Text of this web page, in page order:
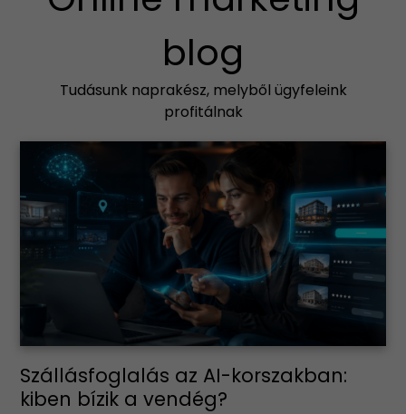
blog
Tudásunk naprakész, melyből ügyfeleink
profitálnak
Szállásfoglalás az AI-korszakban:
kiben bízik a vendég?